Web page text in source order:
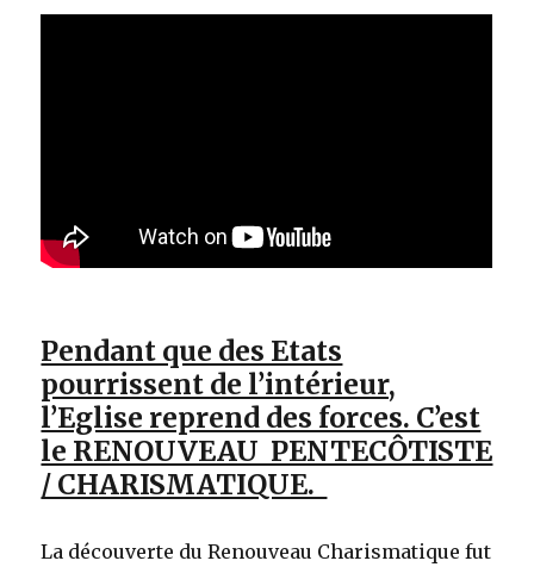
Pendant que des Etats
pourrissent de l’intérieur,
l’Eglise reprend des forces. C’est
le RENOUVEAU PENTECÔTISTE
/ CHARISMATIQUE.
La découverte du Renouveau Charismatique fut